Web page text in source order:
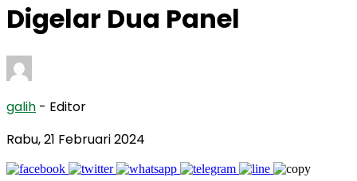
Digelar Dua Panel
galih - Editor
Rabu, 21 Februari 2024